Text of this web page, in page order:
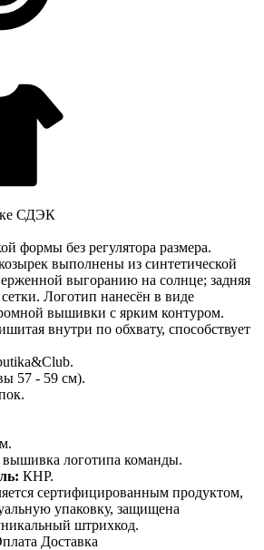
СДЭК
формы без регулятора размера.
выполнены из синтетической
выгоранию на солнце; задняя
Логотип нанесён в виде
вышивки с ярким контуром.
внутри по обхвату, способствует
57 - 59 см).
вышивка логотипа команды.
КНР.
сертифицированным продуктом,
упаковку, защищена
штрихкод.
Доставка